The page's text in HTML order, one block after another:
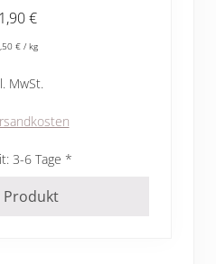
€
€ /kg
MwSt.
3-6 Tage
Produkt